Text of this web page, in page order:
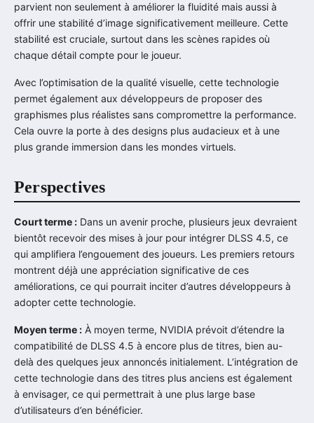
parvient non seulement à améliorer la fluidité mais aussi à
offrir une stabilité d’image significativement meilleure. Cette
stabilité est cruciale, surtout dans les scènes rapides où
chaque détail compte pour le joueur.
Avec l’optimisation de la qualité visuelle, cette technologie
permet également aux développeurs de proposer des
graphismes plus réalistes sans compromettre la performance.
Cela ouvre la porte à des designs plus audacieux et à une
plus grande immersion dans les mondes virtuels.
Perspectives
Court terme : Dans un avenir proche, plusieurs jeux devraient
bientôt recevoir des mises à jour pour intégrer DLSS 4.5, ce
qui amplifiera l’engouement des joueurs. Les premiers retours
montrent déjà une appréciation significative de ces
améliorations, ce qui pourrait inciter d’autres développeurs à
adopter cette technologie.
Moyen terme : À moyen terme, NVIDIA prévoit d’étendre la
compatibilité de DLSS 4.5 à encore plus de titres, bien au-
delà des quelques jeux annoncés initialement. L’intégration de
cette technologie dans des titres plus anciens est également
à envisager, ce qui permettrait à une plus large base
d’utilisateurs d’en bénéficier.